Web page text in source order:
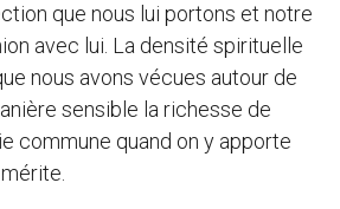
que nous lui portons et notre
avec lui. La densité spirituelle
nous avons vécues autour de
sensible la richesse de
commune quand on y apporte